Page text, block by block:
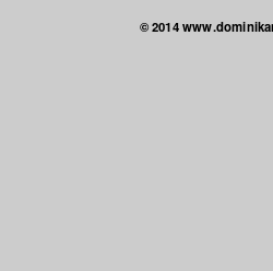
© 2014